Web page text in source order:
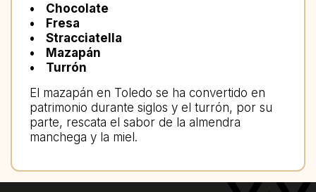
• Chocolate
• Fresa
• Stracciatella
• Mazapán
• Turrón
El mazapán en Toledo se ha convertido en
patrimonio durante siglos y el turrón, por su
parte, rescata el sabor de la almendra
manchega y la miel.